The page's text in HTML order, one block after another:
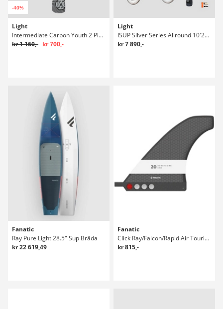
-40%
Light
Intermediate Carbon Youth 2 Piece SUP Paddel
kr 1 160,- kr 700,-
Light
ISUP Silver Series Allround 10'2" X 32" SUP Set
kr 7 890,-
Fanatic
Ray Pure Light 28.5" Sup Bräda
kr 22 619,49
Fanatic
Click Ray/Falcon/Rapid Air Touring 20 SUP Fi
kr 815,-